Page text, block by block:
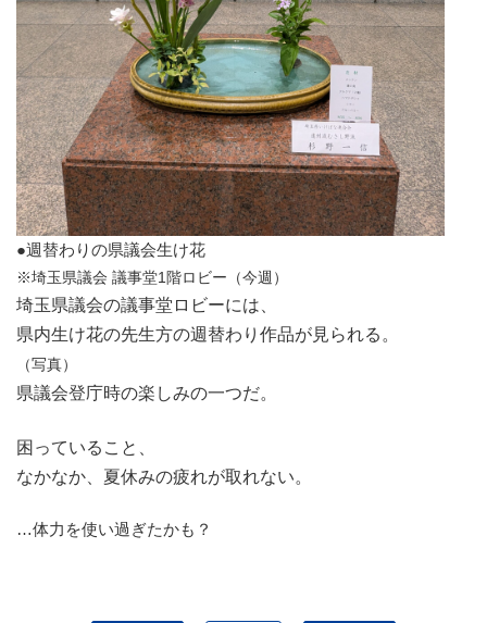
●週替わりの県議会生け花
※埼玉県議会 議事堂1階ロビー（今週）
埼玉県議会の議事堂ロビーには、
県内生け花の先生方の週替わり作品が見られる。
（写真）
県議会登庁時の楽しみの一つだ。
困っていること、
なかなか、夏休みの疲れが取れない。
…体力を使い過ぎたかも？